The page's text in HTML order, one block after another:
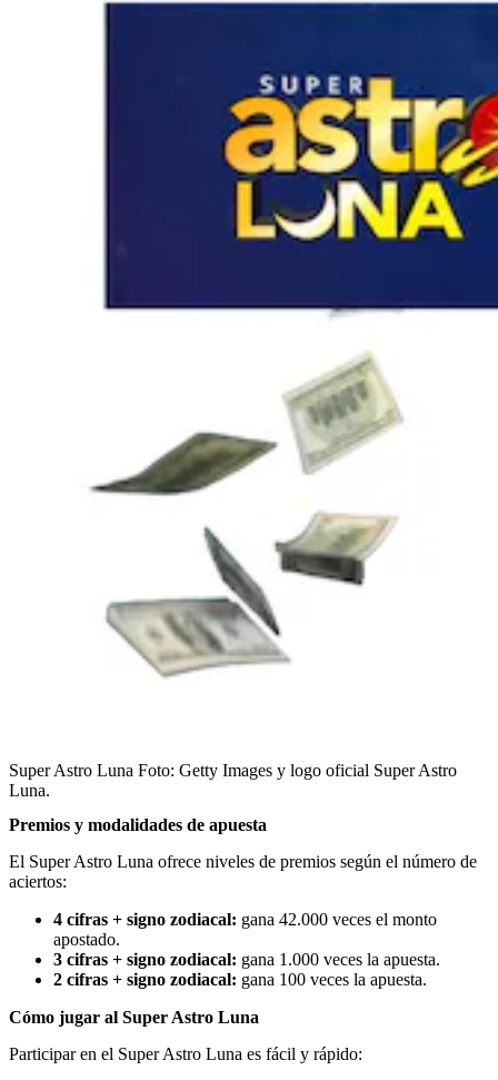
Super Astro Luna Foto: Getty Images y logo oficial Super Astro
Luna.
Premios y modalidades de apuesta
El Super Astro Luna ofrece niveles de premios según el número de
aciertos:
4 cifras + signo zodiacal: gana 42.000 veces el monto
apostado.
3 cifras + signo zodiacal: gana 1.000 veces la apuesta.
2 cifras + signo zodiacal: gana 100 veces la apuesta.
Cómo jugar al Super Astro Luna
Participar en el Super Astro Luna es fácil y rápido: